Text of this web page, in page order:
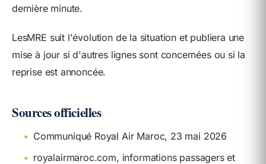
dernière minute.
LesMRE suit l'évolution de la situation et publiera une
mise à jour si d'autres lignes sont concernées ou si la
reprise est annoncée.
Sources officielles
• Communiqué Royal Air Maroc, 23 mai 2026
• royalairmaroc.com, informations passagers et